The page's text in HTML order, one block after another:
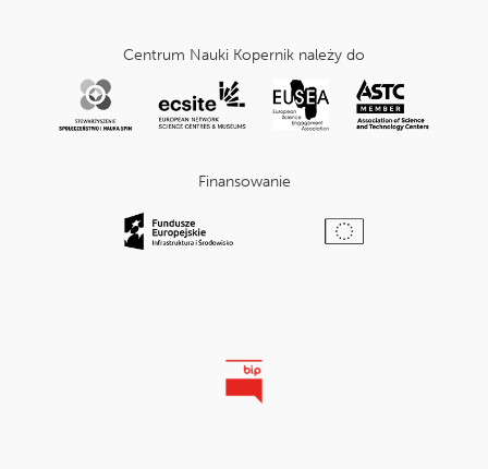
Centrum Nauki Kopernik należy do
Finansowanie